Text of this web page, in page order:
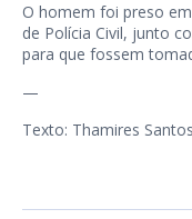
O homem foi preso
de Polícia Civil, junto
para que fossem
—
Texto: Thamires